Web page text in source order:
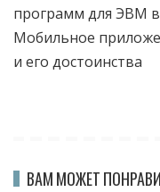
программ для ЭВМ
Мобильное
и его достоинства
ВАМ МОЖЕТ